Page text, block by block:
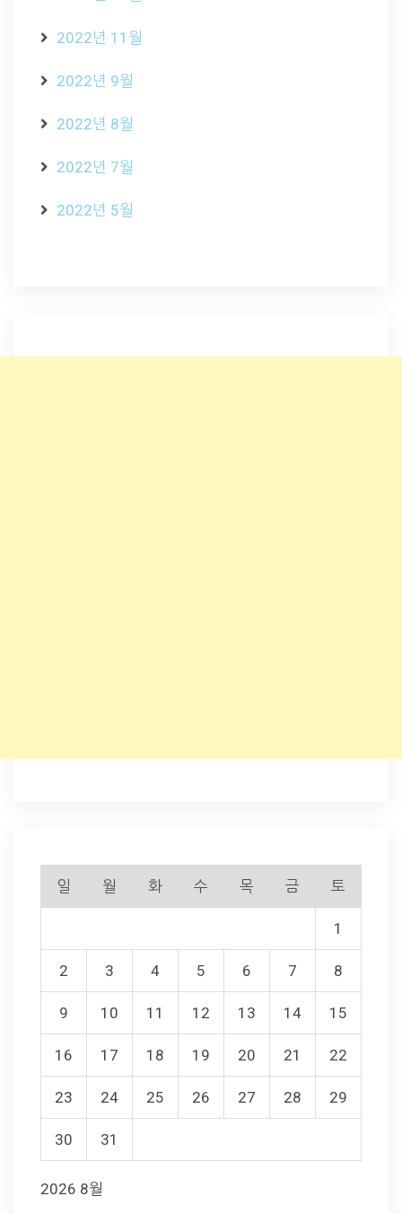
2022년 11월
2022년 9월
2022년 8월
2022년 7월
2022년 5월
2026 8월
일 월 화 수 목 금 토
1
2 3 4 5 6 7 8
9 10 11 12 13 14 15
16 17 18 19 20 21 22
23 24 25 26 27 28 29
30 31